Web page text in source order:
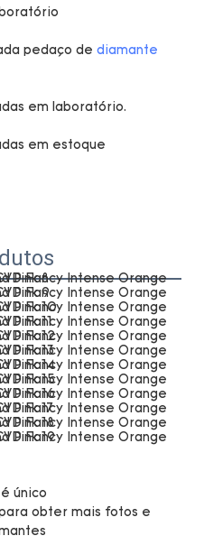
pedaço de diamante
único
obter mais fotos e